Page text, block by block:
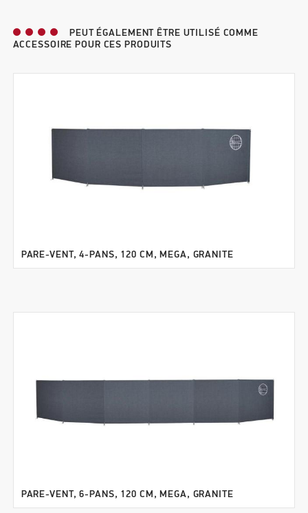
PEUT ÉGALEMENT ÊTRE UTILISÉ COMME
ACCESSOIRE POUR CES PRODUITS
PARE-VENT, 4-PANS, 120 CM, MEGA, GRANITE
PARE-VENT, 6-PANS, 120 CM, MEGA, GRANITE